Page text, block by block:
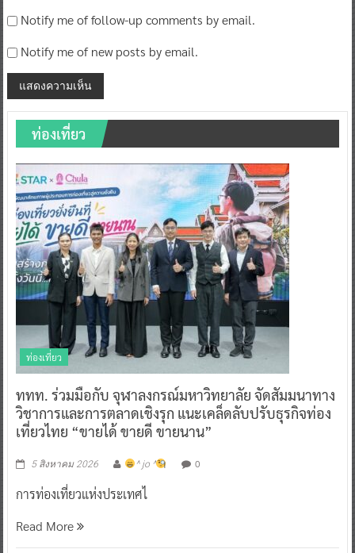
Notify me of follow-up comments by email.
Notify me of new posts by email.
ท่องเที่ยว
ท่องเที่ยว
ททท. ร่วมมือกับ จุฬาลงกรณ์มหาวิทยาลัย จัดสัมมนาทาง
วิชาการและการตลาดเชิงรุก แนะเคล็ดลับปรับธุรกิจท่อง
เที่ยวไทย “ขายได้ ขายดี ขายนาน”
5 สิงหาคม 2026 ^ jo ^ 0
การท่องเที่ยวแห่งประเทศไ
Read More